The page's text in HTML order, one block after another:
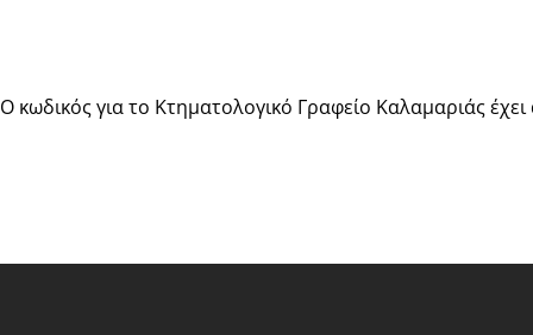
Ο κωδικός για το Κτηματολογικό Γραφείο Καλαμαριάς